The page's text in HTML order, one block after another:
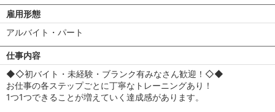
雇用形態
アルバイト・パート
仕事内容
◆◇初バイト・未経験・ブランク有みなさん歓迎！◇◆
お仕事の各ステップごとに丁寧なトレーニングあり！
1つ1つできることが増えていく達成感があります。